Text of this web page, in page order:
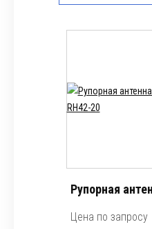
Рупорная
Цена по запросу